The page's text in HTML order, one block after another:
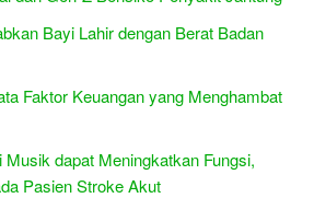
Bayi Lahir dengan Berat Badan
Faktor Keuangan yang Menghambat
Musik dapat Meningkatkan Fungsi,
Pasien Stroke Akut